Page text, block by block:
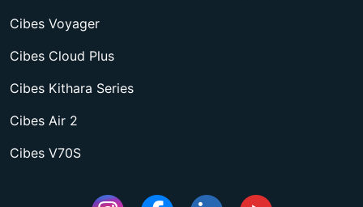
Cibes Voyager
Cibes Cloud Plus
Cibes Kithara Series
Cibes Air 2
Cibes V70S